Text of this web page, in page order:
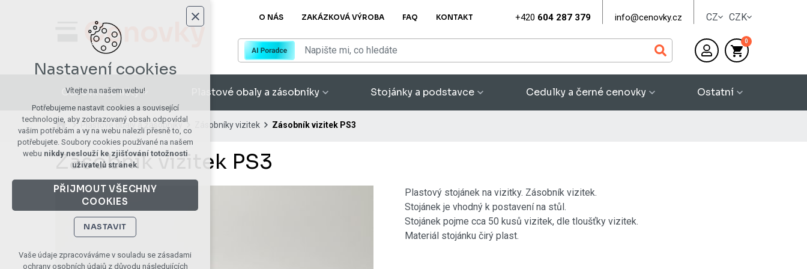
O NÁS ZAKÁZKOVÁ VÝROBA FAQ KONTAKT info@cenovky.cz
+420 604 287 379 CZ CZK
0
Cenovkové lišty Plastové obaly a zásobníky Stojánky a podstavce Cedulky a černé cenovky Ostatní
Plastové obaly a zásobníky Zásobníky vizitek Zásobník vizitek PS3
Zásobník vizitek PS3
Plastový stojánek na vizitky. Zásobník vizitek.
Stojánek je vhodný k postavení na stůl.
Stojánek pojme cca 50 kusů vizitek, dle tloušťky vizitek.
Materiál stojánku čirý plast.
Nastavení cookies
Vítejte na našem webu!
Potřebujeme nastavit cookies a související
technologie, aby zobrazovaný obsah odpovídal
vašim potřebám a vy na webu nalezli přesně to, co
potřebujete. Soubory cookies používané na našem
webu nikdy neslouží ke zjišťování totožnosti
uživatelů stránek.
PŘIJMOUT VŠECHNY
COOKIES
NASTAVIT
Technická cookies
Vaše údaje zpracováváme v souladu se zásadami
ochrany osobních údajů z důvodu následujících